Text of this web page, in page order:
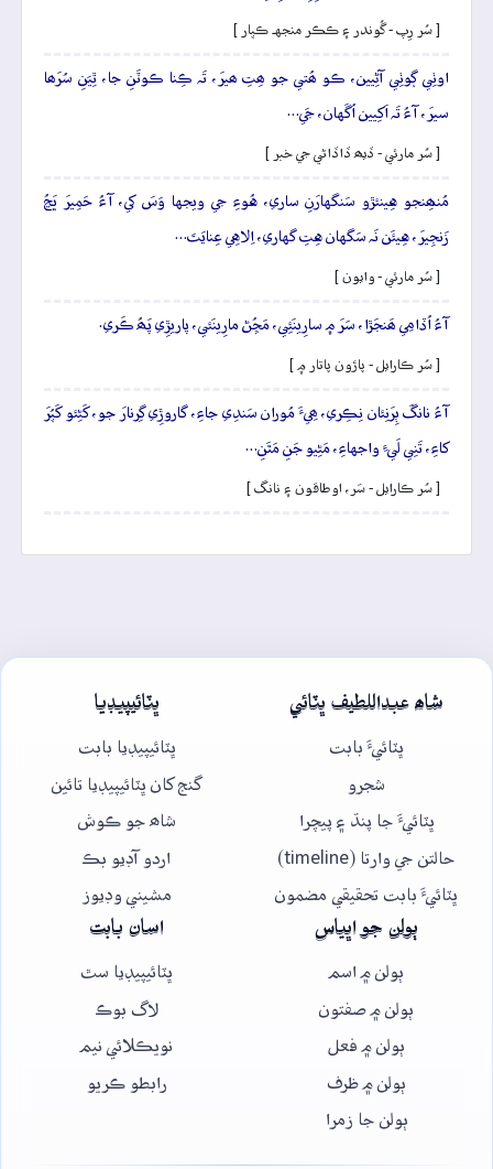
[ سُر رِپ - گُوندر ۽ ڪڪر منجهہ ڪپار ]
اوٺِي ڳوٺِي آڻِيين، ڪو ھُتي جو ھِتِ ھيرَ، تَہ ڪِنا ڪوٽَنِ جا، ٿِيَنِ سُرَھا
سيرَ، آءُ تَہ اَکِيين اُگَهان، جَي…
[ سُر مارئي - ڏيھ ڏاڏاڻي جي خبر ]
مُنھِنجو هِينئڙو سَنگهارَنِ ساري، هُوءِ جي ويجها وَسَ کي، آءُ حَمِيرَ ڀَڃُ
زَنجِيرَ، هِيئَن نَہ سَگهان هِتِ گهاري، اِلاهِي عِنايَتَ…
[ سُر مارئي - وايون ]
آءُ اُڏامِي ھَنجَڙا، سَرَ ۾ سارِينَئِي، مَڇُڻ مارِينَئي، پاريڙِي پَھُ ڪَري.
[ سُر ڪارايل - پاڙون پاتار ۾ ]
آءُ نانگَ ٻِرَنِئان نِڪِري، ھِيءَ مُوران سَندِي جاءِ، گاروڙِي گِرنارَ جو، کَڻِئو کَپُرَ
کاءِ، تَنِي لَيءِ واجهاءِ، مَڻِيو جَنِ مَٿَنِ…
[ سُر ڪارايل - سَر، اوطاقون ۽ نانگ ]
شاھ عبداللطيف ڀٽائي
ڀٽائيءَ بابت
شجرو
ڀٽائيءَ جا پنڌ ۽ پيچرا
حالتن جي وارتا (timeline)
ڀٽائيءَ بابت تحقيقي مضمون
ڀٽائيپيڊيا
ڀٽائيپيڊيا بابت
گنج کان ڀٽائيپيڊيا تائين
شاھ جو ڪوش
اردو آڊيو بڪ
مشيني وڊيوز
ٻولن جو اڀياس
ٻولن ۾ اسم
ٻولن ۾ صفتون
ٻولن ۾ فعل
ٻولن ۾ ظرف
ٻولن جا زمرا
اسان بابت
ڀٽائيپيڊيا سٿ
لاگ بوڪ
نويڪلائي نيم
رابطو ڪريو